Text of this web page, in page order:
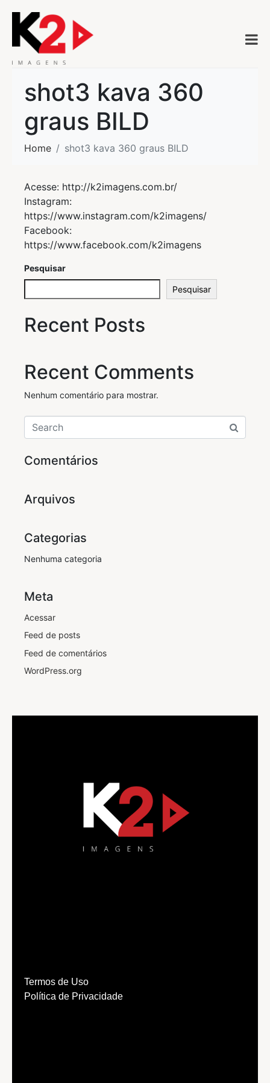
shot3 kava 360
graus BILD
Home shot3 kava 360 graus BILD
Acesse: http://k2imagens.com.br/
Instagram:
https://www.instagram.com/k2imagens/
Facebook:
https://www.facebook.com/k2imagens
Pesquisar
Pesquisar
Recent Posts
Recent Comments
Nenhum comentário para mostrar.
Comentários
Arquivos
Categorias
Nenhuma categoria
Meta
Acessar
Feed de posts
Feed de comentários
WordPress.org
Termos de Uso
Política de Privacidade